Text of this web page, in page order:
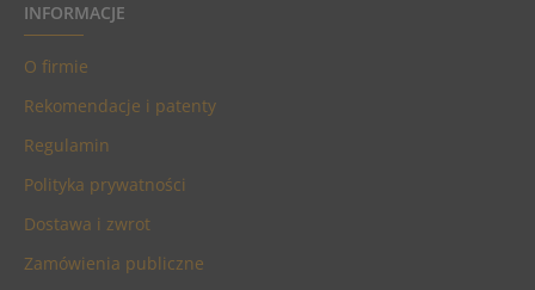
INFORMACJE
O firmie
Rekomendacje i patenty
Regulamin
Polityka prywatności
Dostawa i zwrot
Zamówienia publiczne